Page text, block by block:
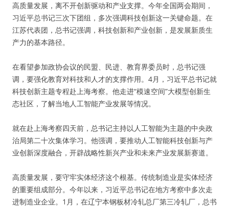
高质量发展，离不开创新驱动和产业支撑。今年全国两会期间，
习近平总书记三次下团组，多次强调科技创新这一关键命题。在
江苏代表团，总书记强调，科技创新和产业创新，是发展新质生
产力的基本路径。
在看望参加政协会议的民盟、民进、教育界委员时，总书记强
调，要强化教育对科技和人才的支撑作用。4月，习近平总书记就
科技创新主题专程赴上海考察。他走进“模速空间”大模型创新生
态社区，了解当地人工智能产业发展等情况。
就在赴上海考察四天前，总书记主持以人工智能为主题的中央政
治局第二十次集体学习。他强调，要推动人工智能科技创新与产
业创新深度融合，开辟战略性新兴产业和未来产业发展新赛道。
高质量发展，要守牢实体经济这个根基。传统制造业是实体经济
的重要组成部分。今年以来，习近平总书记在地方考察中多次走
进制造业企业。1月，在辽宁本钢板材冷轧总厂第三冷轧厂，总书